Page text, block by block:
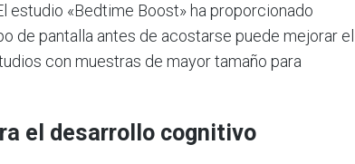
estudio «Bedtime Boost» ha proporcionado
de pantalla antes de acostarse puede mejorar el
con muestras de mayor tamaño para
el desarrollo cognitivo